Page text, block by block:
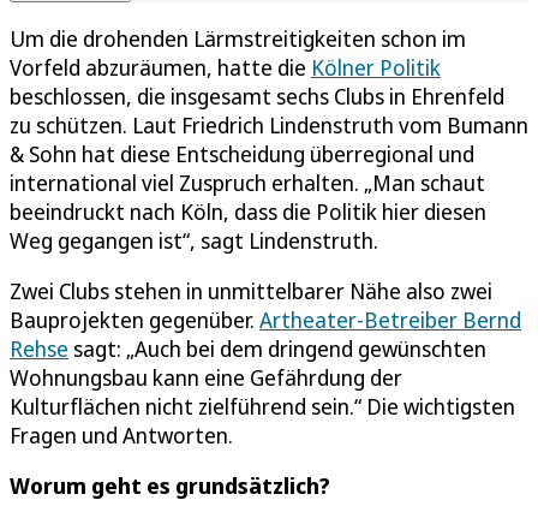
Um die drohenden Lärmstreitigkeiten schon im
Vorfeld abzuräumen, hatte die Kölner Politik
beschlossen, die insgesamt sechs Clubs in Ehrenfeld
zu schützen. Laut Friedrich Lindenstruth vom Bumann
& Sohn hat diese Entscheidung überregional und
international viel Zuspruch erhalten. „Man schaut
beeindruckt nach Köln, dass die Politik hier diesen
Weg gegangen ist“, sagt Lindenstruth.
Zwei Clubs stehen in unmittelbarer Nähe also zwei
Bauprojekten gegenüber. Artheater-Betreiber Bernd
Rehse sagt: „Auch bei dem dringend gewünschten
Wohnungsbau kann eine Gefährdung der
Kulturflächen nicht zielführend sein.“ Die wichtigsten
Fragen und Antworten.
Worum geht es grundsätzlich?